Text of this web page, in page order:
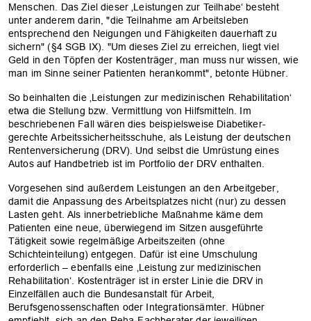
Menschen. Das Ziel dieser ‚Leistungen zur Teilhabe‘ besteht
unter anderem darin, "die Teilnahme am Arbeitsleben
entsprechend den Neigungen und Fähigkeiten dauerhaft zu
sichern" (§4 SGB IX). "Um dieses Ziel zu erreichen, liegt viel
Geld in den Töpfen der Kostenträger, man muss nur wissen, wie
man im Sinne seiner Patienten herankommt", betonte Hübner.
So beinhalten die ‚Leistungen zur medizinischen Rehabilitation‘
etwa die Stellung bzw. Vermittlung von Hilfsmitteln. Im
beschriebenen Fall wären dies beispielsweise Diabetiker-
gerechte Arbeitssicherheitsschuhe, als Leistung der deutschen
Rentenversicherung (DRV). Und selbst die Umrüstung eines
Autos auf Handbetrieb ist im Portfolio der DRV enthalten.
Vorgesehen sind außerdem Leistungen an den Arbeitgeber,
damit die Anpassung des Arbeitsplatzes nicht (nur) zu dessen
Lasten geht. Als innerbetriebliche Maßnahme käme dem
Patienten eine neue, überwiegend im Sitzen ausgeführte
Tätigkeit sowie regelmäßige Arbeitszeiten (ohne
Schichteinteilung) entgegen. Dafür ist eine Umschulung
erforderlich – ebenfalls eine ‚Leistung zur medizinischen
Rehabilitation‘. Kostenträger ist in erster Linie die DRV in
Einzelfällen auch die Bundesanstalt für Arbeit,
Berufsgenossenschaften oder Integrationsämter. Hübner